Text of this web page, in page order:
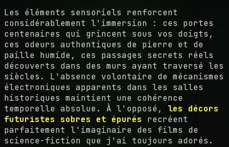
Les éléments sensoriels renforcent
considérablement l'immersion : ces portes
centenaires qui grincent sous vos doigts,
ces odeurs authentiques de pierre et de
paille humide, ces passages secrets réels
découverts dans des murs ayant traversé les
siècles. L'absence volontaire de mécanismes
électroniques apparents dans les salles
historiques maintient une cohérence
temporelle absolue. À l'opposé, les décors
futuristes sobres et épurés recréent
parfaitement l'imaginaire des films de
science-fiction que j'ai toujours adorés.